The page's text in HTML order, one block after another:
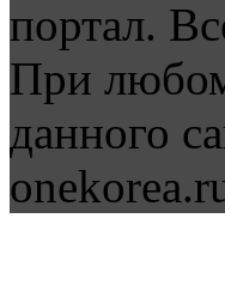
портал.
При
данного